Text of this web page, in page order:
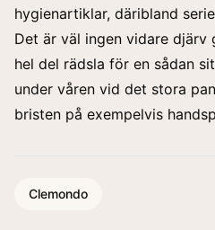
hygienartiklar, däribland
Det är väl ingen vidare
hel del rädsla för en sådan
under våren vid det stora
bristen på exempelvis
Clemondo